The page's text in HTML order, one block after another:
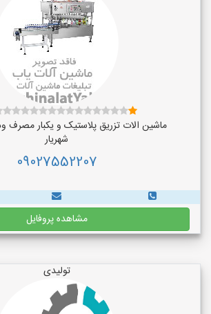
ماشین الات تزریق پلاستیک و یکبار مصرف
شهریار
09027552207
مشاهده پروفایل
تولیدی